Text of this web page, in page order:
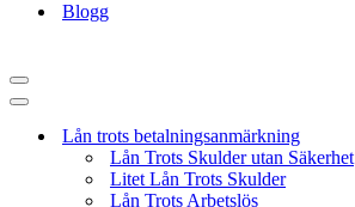
Blogg
Navigeringsmeny
Navigeringsmeny
Lån trots betalningsanmärkning
Lån Trots Skulder utan Säkerhet
Litet Lån Trots Skulder
Lån Trots Arbetslös